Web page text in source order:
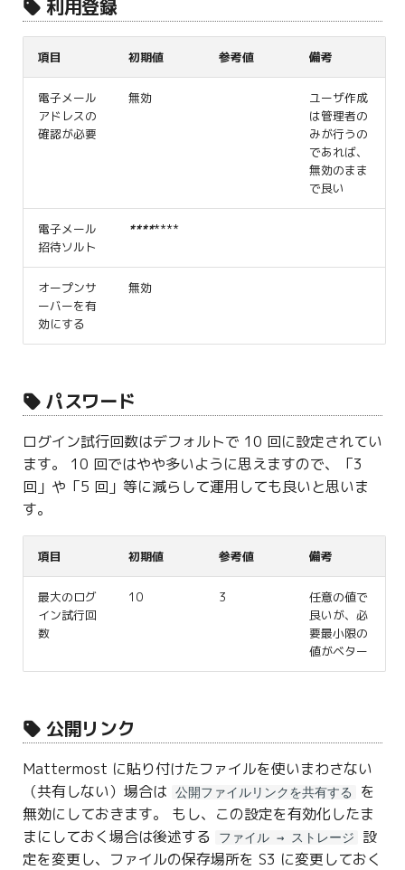
利用登録
項目 初期値 参考値 備考
電子メール
アドレスの
確認が必要
無効
ユーザ作成
は管理者の
みが行うの
であれば、
無効のまま
で良い
電子メール
招待ソルト
********
オープンサ
ーバーを有
効にする
無効
パスワード
ログイン試行回数はデフォルトで 10 回に設定されてい
ます。 10 回ではやや多いように思えますので、「3
回」や「5 回」等に減らして運用しても良いと思いま
す。
項目 初期値 参考値 備考
最大のログ
イン試行回
数
10 3
任意の値で
良いが、必
要最小限の
値がベター
公開リンク
Mattermost に貼り付けたファイルを使いまわさない
（共有しない）場合は
公開ファイルリンクを共有する
を
無効にしておきます。 もし、この設定を有効化したま
まにしておく場合は後述する
ファイル → ストレージ
設
定を変更し、ファイルの保存場所を S3 に変更しておく